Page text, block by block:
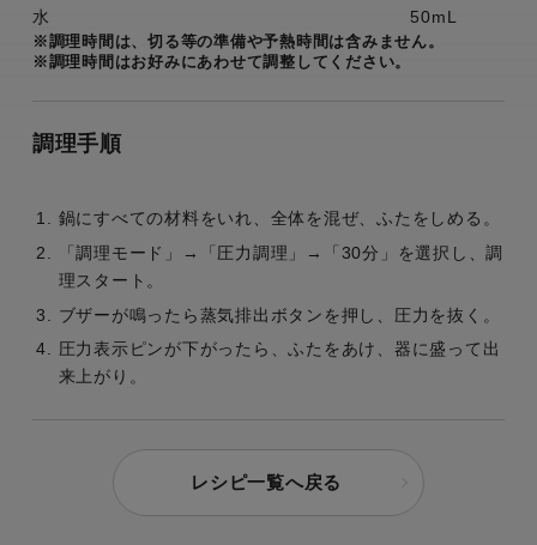
水
50mL
※調理時間は、切る等の準備や予熱時間は含みません。
※調理時間はお好みにあわせて調整してください。
調理手順
鍋にすべての材料をいれ、全体を混ぜ、ふたをしめる。
「調理モード」→「圧力調理」→「30分」を選択し、調
理スタート。
ブザーが鳴ったら蒸気排出ボタンを押し、圧力を抜く。
圧力表示ピンが下がったら、ふたをあけ、器に盛って出
来上がり。
レシピ一覧へ戻る